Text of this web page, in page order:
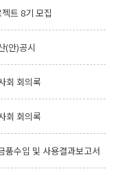
트 8기 모집
(안)공시
회 회의록
회 회의록
품수입 및 사용결과보고서